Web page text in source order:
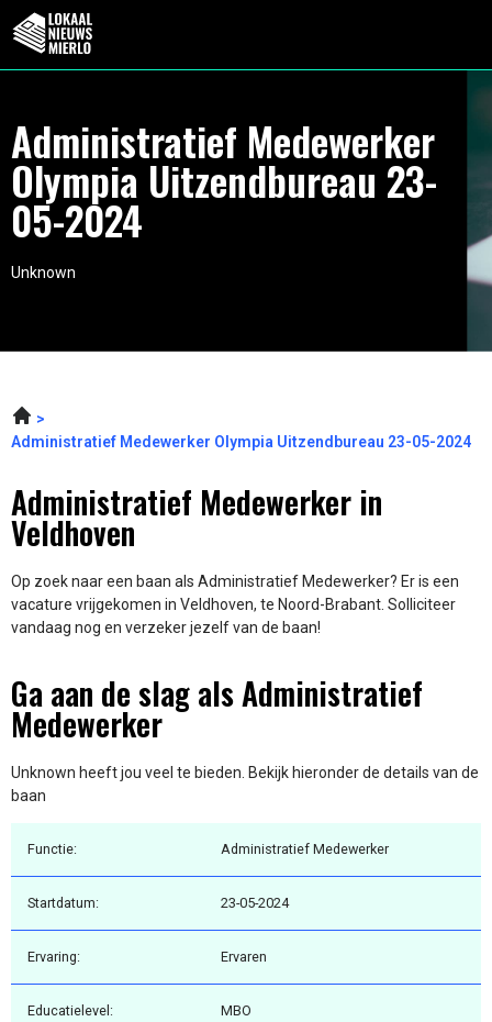
Administratief Medewerker
Olympia Uitzendbureau 23-
05-2024
Unknown
Administratief Medewerker Olympia Uitzendbureau 23-05-2024
Administratief Medewerker in
Veldhoven
Op zoek naar een baan als Administratief Medewerker? Er is een
vacature vrijgekomen in Veldhoven, te Noord-Brabant. Solliciteer
vandaag nog en verzeker jezelf van de baan!
Ga aan de slag als Administratief
Medewerker
Unknown heeft jou veel te bieden. Bekijk hieronder de details van de
baan
Functie: Administratief Medewerker
Startdatum: 23-05-2024
Ervaring: Ervaren
Educatielevel: MBO